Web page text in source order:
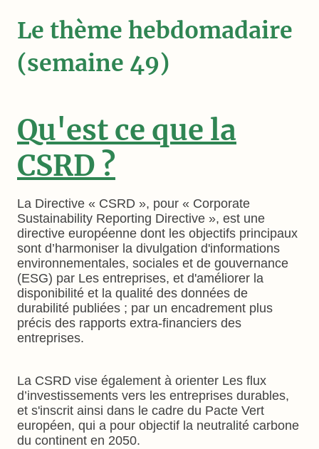
Le thème hebdomadaire
(semaine 49)
Qu'est ce que la
CSRD ?
La Directive « CSRD », pour « Corporate
Sustainability Reporting Directive », est une
directive européenne dont les objectifs principaux
sont d’harmoniser la divulgation d'informations
environnementales, sociales et de gouvernance
(ESG) par Les entreprises, et d'améliorer la
disponibilité et la qualité des données de
durabilité publiées ; par un encadrement plus
précis des rapports extra-financiers des
entreprises.
La CSRD vise également à orienter Les flux
d’investissements vers les entreprises durables,
et s'inscrit ainsi dans le cadre du Pacte Vert
européen, qui a pour objectif la neutralité carbone
du continent en 2050.